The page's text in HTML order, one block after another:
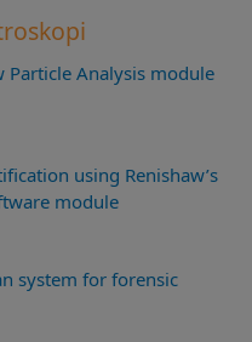
Particle Analysis module
using Renishaw’s
module
system for forensic